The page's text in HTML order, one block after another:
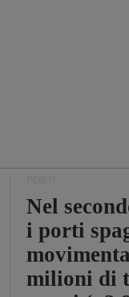
Nel
i porti
milioni di